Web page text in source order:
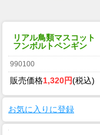
リアル鳥類マスコット
フンボルトペンギン
990100
販売価格1,320円(税込)
お気に入りに登録